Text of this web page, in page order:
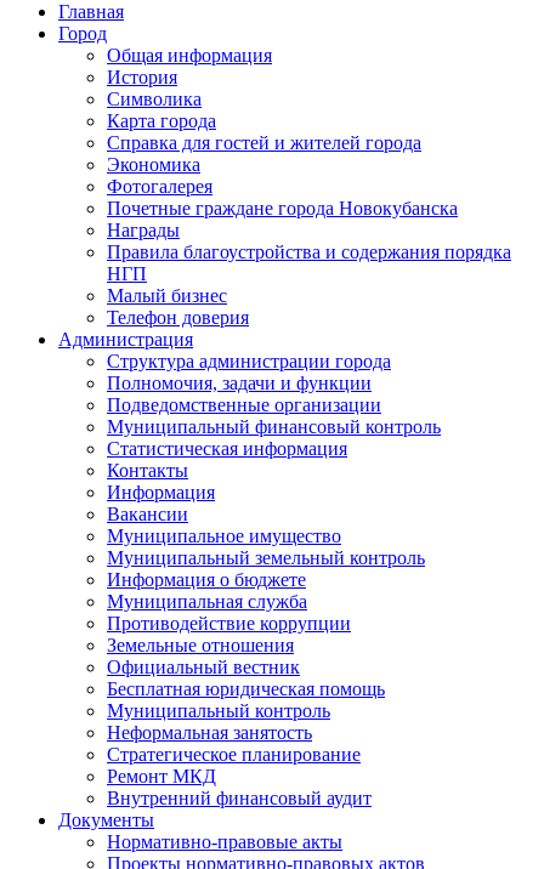
Главная
Город
Общая информация
История
Символика
Карта города
Справка для гостей и жителей города
Экономика
Фотогалерея
Почетные граждане города Новокубанска
Награды
Правила благоустройства и содержания порядка
НГП
Малый бизнес
Телефон доверия
Администрация
Структура администрации города
Полномочия, задачи и функции
Подведомственные организации
Муниципальный финансовый контроль
Статистическая информация
Контакты
Информация
Вакансии
Муниципальное имущество
Муниципальный земельный контроль
Информация о бюджете
Муниципальная служба
Противодействие коррупции
Земельные отношения
Официальный вестник
Бесплатная юридическая помощь
Муниципальный контроль
Неформальная занятость
Стратегическое планирование
Ремонт МКД
Внутренний финансовый аудит
Документы
Нормативно-правовые акты
Проекты нормативно-правовых актов